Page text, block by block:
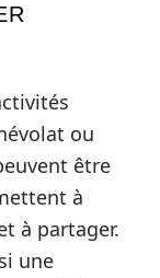
ou
être
à
à partager.
une